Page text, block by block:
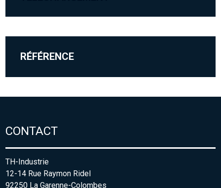
RÉFÉRENCE
CONTACT
TH-Industrie
12-14 Rue Raymon Ridel
92250 La Garenne-Colombes